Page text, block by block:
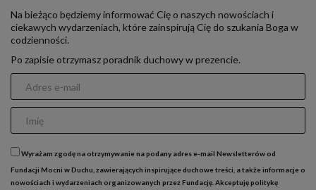
Na bieżąco będziemy informować Cię o naszych nowościach i
ciekawych wydarzeniach, które zainspirują Cię do szukania Boga w
codzienności.
Po zapisie otrzymasz poradnik duchowy w prezencie.
Wyrażam zgodę na otrzymywanie na podany adres e-mail Newsletterów od
Fundacji Mocni w Duchu, zawierających inspirujące duchowe treści, a także informacje o
nowościach i wydarzeniach organizowanych przez Fundację. Akceptujępolitykę